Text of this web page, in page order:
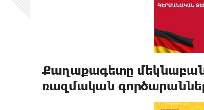
Քաղաքագետը
ռազմական